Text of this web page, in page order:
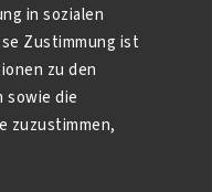
in sozialen
Zustimmung ist
zu den
sowie die
zuzustimmen,